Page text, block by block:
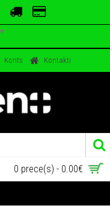
▼
Konts Kontakti
0 prece(s) - 0.00€